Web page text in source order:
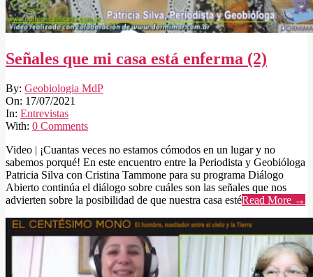
Señales que mi casa está enferma (2)
2021-
07-
17
By: Geobiologia MdP
On: 17/07/2021
In: Entrevistas
With: 0 Comments
Video | ¡Cuantas veces no estamos cómodos en un lugar y no
sabemos porqué! En este encuentro entre la Periodista y Geobióloga
Patricia Silva con Cristina Tammone para su programa Diálogo
Abierto continúa el diálogo sobre cuáles son las señales que nos
advierten sobre la posibilidad de que nuestra casa estéRead More →